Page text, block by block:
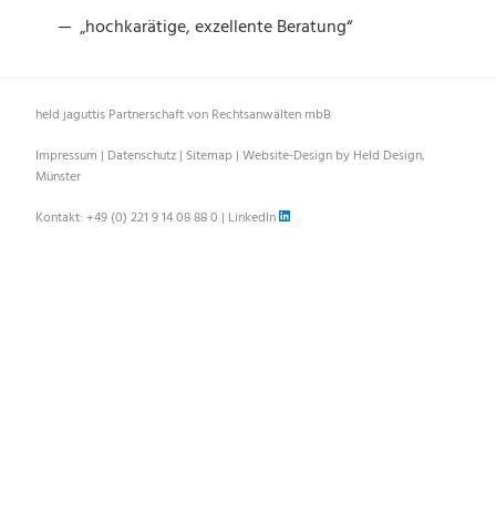
„hochkarätige, exzellente Beratung“
held jaguttis Partnerschaft von Rechtsanwälten mbB
Impressum | Datenschutz | Sitemap | Website-Design by Held Design,
Münster
Kontakt: +49 (0) 221 9 14 08 88 0 | LinkedIn